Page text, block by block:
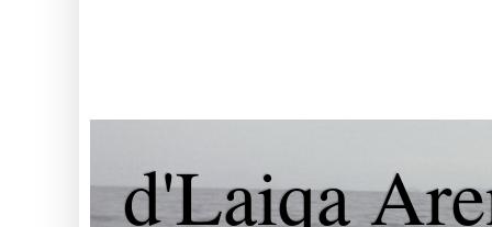
d'Laiqa